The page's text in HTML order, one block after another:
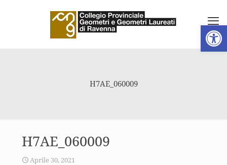
Apri
H7AE_060009
H7AE_060009
Aprile 30, 2021